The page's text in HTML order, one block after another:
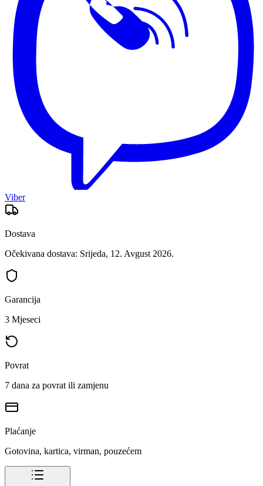
Viber
Dostava
Očekivana dostava: Srijeda, 12. Avgust 2026.
Garancija
3 Mjeseci
Povrat
7 dana za povrat ili zamjenu
Plaćanje
Gotovina, kartica, virman, pouzećem